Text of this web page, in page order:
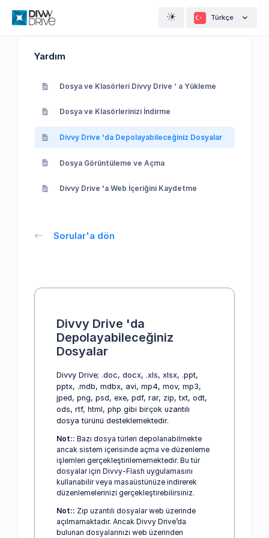
Türkçe
Yardım
Dosya ve Klasörleri Divvy Drive ’ a Yükleme
Dosya ve Klasörlerinizi İndirme
Divvy Drive 'da Depolayabileceğiniz Dosyalar
Dosya Görüntüleme ve Açma
Divvy Drive 'a Web İçeriğini Kaydetme
Sorular'a dön
Divvy Drive 'da
Depolayabileceğiniz
Dosyalar
Divvy Drive; .doc, docx, .xls, xlsx, .ppt,
pptx, .mdb, mdbx, avi, mp4, mov, mp3,
jped, png, psd, exe, pdf, rar, zip, txt, odt,
ods, rtf, html, php gibi birçok uzantılı
dosya türünü desteklemektedir.
Not:: Bazı dosya türleri depolanabilmekte
ancak sistem içerisinde açma ve düzenleme
işlemleri gerçekleştirilememektedir. Bu tür
dosyalar için Divvy-Flash uygulamasını
kullanabilir veya masaüstünüze indirerek
düzenlemelerinizi gerçekleştirebilirsiniz.
Not:: Zip uzantılı dosyalar web üzerinde
açılmamaktadır. Ancak Divvy Drive’da
bulunan dosyalarınızı web üzerinden